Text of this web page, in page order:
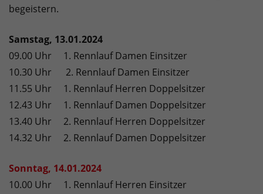
begeistern.
Samstag, 13.01.2024
09.00 Uhr 1. Rennlauf Damen Einsitzer
10.30 Uhr 2. Rennlauf Damen Einsitzer
11.55 Uhr 1. Rennlauf Herren Doppelsitzer
12.43 Uhr 1. Rennlauf Damen Doppelsitzer
13.40 Uhr 2. Rennlauf Herren Doppelsitzer
14.32 Uhr 2. Rennlauf Damen Doppelsitzer
Sonntag, 14.01.2024
10.00 Uhr 1. Rennlauf Herren Einsitzer